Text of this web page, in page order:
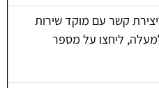
קשר עם מוקד שירות
ליחצו על מספר